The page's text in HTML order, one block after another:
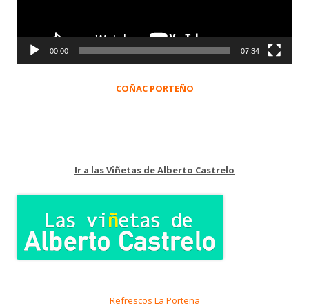
00:00 07:34
COÑAC PORTEÑO
Ir a las Viñetas de Alberto Castrelo
Refrescos La Porteña